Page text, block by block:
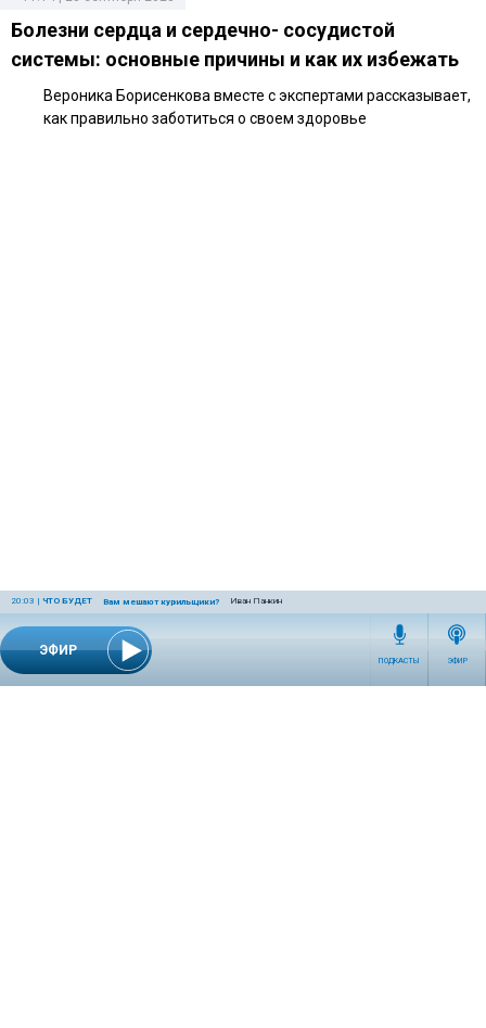
ЭФИР
20:03 | ЧТО БУДЕТ Вам мешают курильщики? Иван Панкин
ПОДКАСТЫ ЭФИР
Болезни сердца и сердечно- сосудистой
системы: основные причины и как их избежать
Вероника Борисенкова вместе с экспертами рассказывает,
как правильно заботиться о своем здоровье